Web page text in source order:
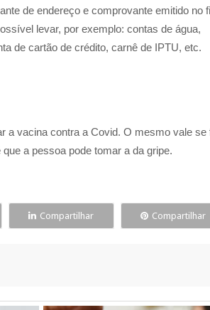
de endereço e comprovante emitido no
levar, por exemplo: contas de água,
de cartão de crédito, carnê de IPTU, etc.
a vacina contra a Covid. O mesmo vale se
a pessoa pode tomar a da gripe.
Compartilhar Compartilhar